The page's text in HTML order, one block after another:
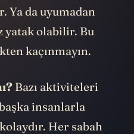
Ya da uyumadan
yatak olabilir. Bu
kaçınmayın.
Bazı aktiviteleri
insanlarla
Her sabah